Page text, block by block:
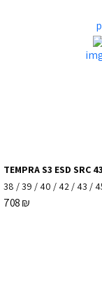
TEMPRA S3 ESD SRC
38 /39 / 40 / 42/ 43 /
708₪